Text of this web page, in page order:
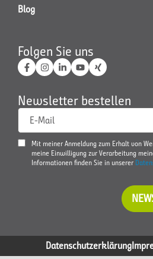
Blog
Folgen Sie uns
Newsletter bestellen
E-Mail
Mit meiner Anmeldung zum Erhalt von
meine Einwilligung zur Verarbeitung
Informationen finden Sie in unserer
Datenschutzerklärung